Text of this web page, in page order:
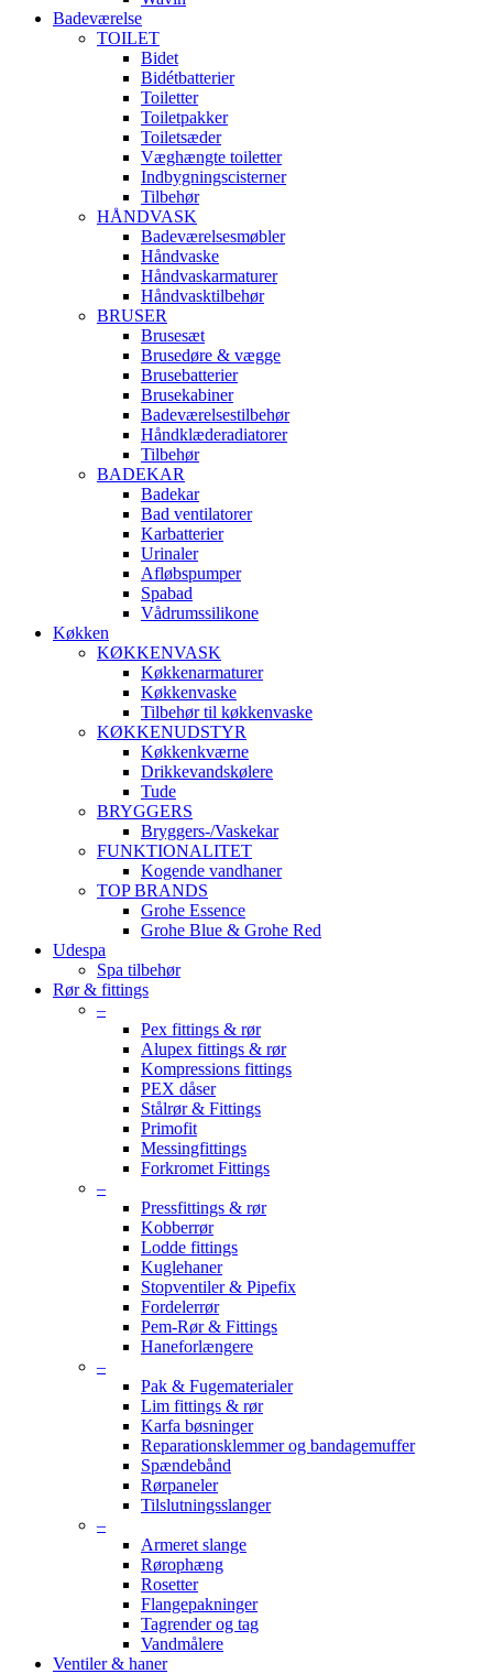
Badeværelse
TOILET
Bidet
Bidétbatterier
Toiletter
Toiletpakker
Toiletsæder
Væghængte toiletter
Indbygningscisterner
Tilbehør
HÅNDVASK
Badeværelsesmøbler
Håndvaske
Håndvaskarmaturer
Håndvasktilbehør
BRUSER
Brusesæt
Brusedøre & vægge
Brusebatterier
Brusekabiner
Badeværelsestilbehør
Håndklæderadiatorer
Tilbehør
BADEKAR
Badekar
Bad ventilatorer
Karbatterier
Urinaler
Afløbspumper
Spabad
Vådrumssilikone
Køkken
KØKKENVASK
Køkkenarmaturer
Køkkenvaske
Tilbehør til køkkenvaske
KØKKENUDSTYR
Køkkenkværne
Drikkevandskølere
Tude
BRYGGERS
Bryggers-/Vaskekar
FUNKTIONALITET
Kogende vandhaner
TOP BRANDS
Grohe Essence
Grohe Blue & Grohe Red
Udespa
Spa tilbehør
Rør & fittings
–
Pex fittings & rør
Alupex fittings & rør
Kompressions fittings
PEX dåser
Stålrør & Fittings
Primofit
Messingfittings
Forkromet Fittings
–
Pressfittings & rør
Kobberrør
Lodde fittings
Kuglehaner
Stopventiler & Pipefix
Fordelerrør
Pem-Rør & Fittings
Haneforlængere
–
Pak & Fugematerialer
Lim fittings & rør
Karfa bøsninger
Reparationsklemmer og bandagemuffer
Spændebånd
Rørpaneler
Tilslutningsslanger
–
Armeret slange
Rørophæng
Rosetter
Flangepakninger
Tagrender og tag
Vandmålere
Ventiler & haner